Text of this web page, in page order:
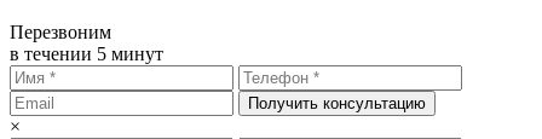
Перезвоним
в течении 5 минут
Получить консультацию
×